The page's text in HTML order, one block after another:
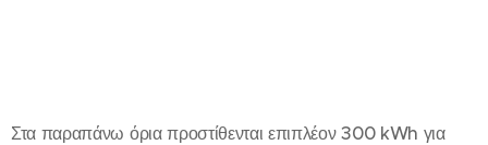
Στα παραπάνω όρια προστίθενται επιπλέον 300 kWh για